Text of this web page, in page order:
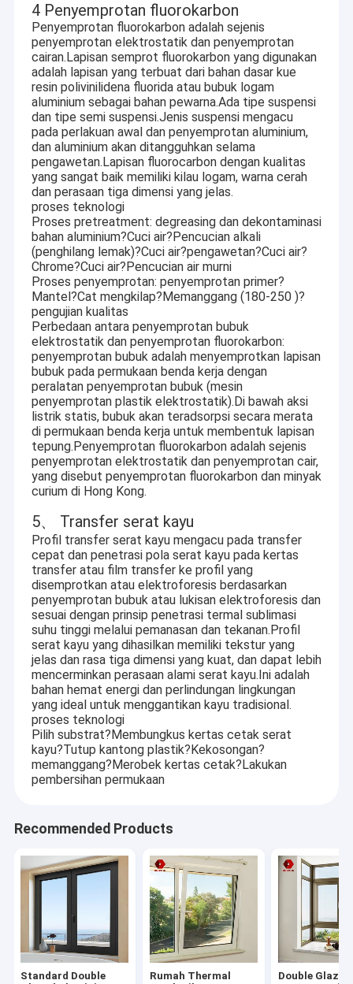
Rumah
Produk
Tentang kami
Tur Pabrik
Kontrol kualitas
Hubungi kami
Permintaan Penawaran
Profil Aluminium Extruded
Profil Jendela Aluminium
Profil Jendela Tingkap
Profil Jendela Geser Aluminium
Profil Pintu Geser Aluminium
Pintu Aluminium Casement
Pintu Lipat Aluminium
Profil Aluminium Konservatori
Profil Tabung Aluminium
Profil Dekoratif Aluminium
Jendela Geser Bingkai Aluminium
Jendela Tingkap Aluminium
4 Penyemprotan fluorokarbon
Penyemprotan fluorokarbon adalah sejenis
penyemprotan elektrostatik dan penyemprotan
cairan.Lapisan semprot fluorokarbon yang digunakan
adalah lapisan yang terbuat dari bahan dasar kue
resin polivinilidena fluorida atau bubuk logam
aluminium sebagai bahan pewarna.Ada tipe suspensi
dan tipe semi suspensi.Jenis suspensi mengacu
pada perlakuan awal dan penyemprotan aluminium,
dan aluminium akan ditangguhkan selama
pengawetan.Lapisan fluorocarbon dengan kualitas
yang sangat baik memiliki kilau logam, warna cerah
dan perasaan tiga dimensi yang jelas.
proses teknologi
Proses pretreatment: degreasing dan dekontaminasi
bahan aluminium?Cuci air?Pencucian alkali
(penghilang lemak)?Cuci air?pengawetan?Cuci air?
Chrome?Cuci air?Pencucian air murni
Proses penyemprotan: penyemprotan primer?
Mantel?Cat mengkilap?Memanggang (180-250 )?
pengujian kualitas
Perbedaan antara penyemprotan bubuk
elektrostatik dan penyemprotan fluorokarbon:
penyemprotan bubuk adalah menyemprotkan lapisan
bubuk pada permukaan benda kerja dengan
peralatan penyemprotan bubuk (mesin
penyemprotan plastik elektrostatik).Di bawah aksi
listrik statis, bubuk akan teradsorpsi secara merata
di permukaan benda kerja untuk membentuk lapisan
tepung.Penyemprotan fluorokarbon adalah sejenis
penyemprotan elektrostatik dan penyemprotan cair,
yang disebut penyemprotan fluorokarbon dan minyak
curium di Hong Kong.
5、 Transfer serat kayu
Profil transfer serat kayu mengacu pada transfer
cepat dan penetrasi pola serat kayu pada kertas
transfer atau film transfer ke profil yang
disemprotkan atau elektroforesis berdasarkan
penyemprotan bubuk atau lukisan elektroforesis dan
sesuai dengan prinsip penetrasi termal sublimasi
suhu tinggi melalui pemanasan dan tekanan.Profil
serat kayu yang dihasilkan memiliki tekstur yang
jelas dan rasa tiga dimensi yang kuat, dan dapat lebih
mencerminkan perasaan alami serat kayu.Ini adalah
bahan hemat energi dan perlindungan lingkungan
yang ideal untuk menggantikan kayu tradisional.
proses teknologi
Pilih substrat?Membungkus kertas cetak serat
kayu?Tutup kantong plastik?Kekosongan?
memanggang?Merobek kertas cetak?Lakukan
pembersihan permukaan
Recommended Products
Standard Double
Rumah Thermal
Double
Foshan Dolphin Metal Products Co., LTD
Foshan Dolphin Metal Porducts Co, LTD terletak di
Foshan, Guangdong. Kami memiliki dua pabrik manufaktur,
satu di Cina dan satu di Vietnam.Dengan 20 jalur produksi
ekstrusi dan berbagai peralatan perawatan permukaan,
seperti anodizing, powder coating, fluorocarbon coating,
elektroforesis dan transfer serat kayu, output bulanan
kami dapat mencapai 6000 ton.Selain itu, kami selalu
mematuhi ketulusan dan menjamin kualitas.Dengan
pengembangan tim dan peningkatan teknik, kami sangat
percaya bahwa kami dapat membangun hubungan yang
baik dan jangka panjang dengan mitra dari berbagai daerah.
Selain itu, perusahaan memiliki tim yang profesional dan
bertanggung jawab untuk membantu pelanggan
kami.Semua proses divisualisasikan selama urutan
ketiga.Sebelum memuat, kami memiliki inspektur kualitas
untuk memeriksa produk.Setelah pesanan, staf purna jual
akan meminta umpan balik.Kami selalu berpegang pada
konsep bahwa pelanggan adalah teman dan guru.Setiap
umpan balik adalah kesempatan untuk belajar dan
tumbuh.Dengan perkembangan tahun-tahun ini, Dolphin Co.,
LTD akan ditingkatkan dan diperluas lebih lanjut.
Penjualan
Profesional
sekelompok karyawan muda dan
antusias untuk memberikan layanan
terbaik kami.
Kantor
Luar
Negeri
Terletak di Vietnam.Kami juga memiliki
merek kami sendiri di Vietnam yang
disebut 'WISDOM'.Perusahaan telah
berdiri selama lebih dari 8 tahun,